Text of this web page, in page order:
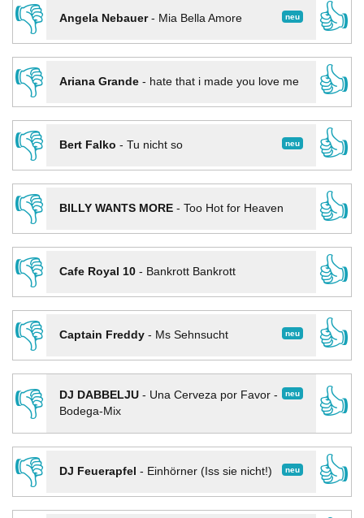
👎 neu
Angela Nebauer- Mia Bella Amore
👍
👎
Ariana Grande- hate that i made you love me
👍
👎
neu
Bert Falko - Tu nicht so
👍
👎
BILLY WANTS MORE- Too Hot for Heaven
👍
👎
Cafe Royal 10- Bankrott Bankrott
👍
👎
neu
Captain Freddy- Ms Sehnsucht
👍
👎
neu
DJ DABBELJU- Una Cerveza por Favor -
Bodega-Mix
👍
👎
neu
DJ Feuerapfel - Einhörner (Iss sie nicht!)
👍